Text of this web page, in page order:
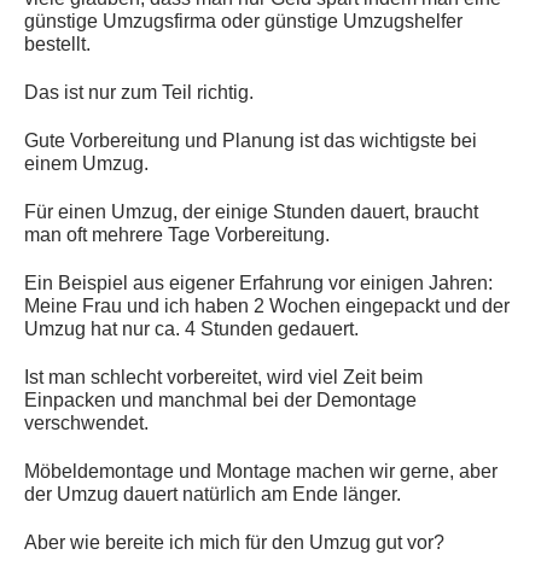
günstige Umzugsfirma oder günstige Umzugshelfer
bestellt.
Das ist nur zum Teil richtig.
Gute Vorbereitung und Planung ist das wichtigste bei
einem Umzug.
Für einen Umzug, der einige Stunden dauert, braucht
man oft mehrere Tage Vorbereitung.
Ein Beispiel aus eigener Erfahrung vor einigen Jahren:
Meine Frau und ich haben 2 Wochen eingepackt und der
Umzug hat nur ca. 4 Stunden gedauert.
Ist man schlecht vorbereitet, wird viel Zeit beim
Einpacken und manchmal bei der Demontage
verschwendet.
Möbeldemontage und Montage machen wir gerne, aber
der Umzug dauert natürlich am Ende länger.
Aber wie bereite ich mich für den Umzug gut vor?